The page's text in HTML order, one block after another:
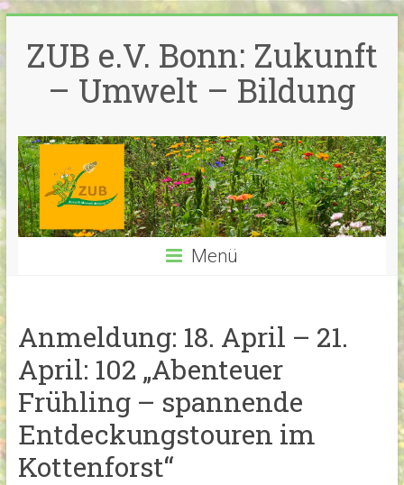
Inhalt
springen
ZUB e.V. Bonn: Zukunft
– Umwelt – Bildung
Menü
Anmeldung: 18. April – 21.
April: 102 „Abenteuer
Frühling – spannende
Entdeckungstouren im
Kottenforst“